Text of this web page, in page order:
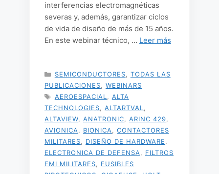
interferencias electromagnéticas
severas y, además, garantizar ciclos
de vida de diseño de más de 15 años.
En este webinar técnico, … Leer más
CATEGORÍAS
SEMICONDUCTORES
TODAS LAS
PUBLICACIONES
WEBINARS
ETIQUETAS
AEROESPACIAL
ALTA
TECHNOLOGIES
ALTARTVAL
ALTAVIEW
ANATRONIC ARINC 429
AVIONICA
BIONICA
CONTACTORES
MILITARES
DISEÑO DE HARDWARE
ELECTRONICA DE DEFENSA
FILTROS
EMI MILITARES
FUSIBLES